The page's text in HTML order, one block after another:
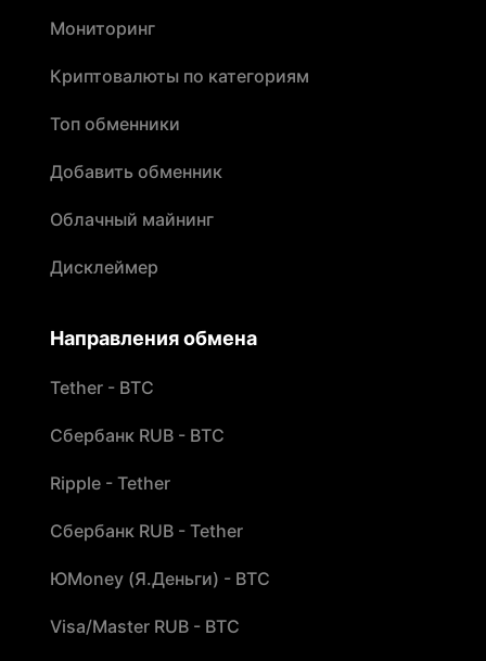
Мониторинг
Криптовалюты по категориям
Топ обменники
Добавить обменник
Облачный майнинг
Дисклеймер
Направления обмена
Tether - BTC
Сбербанк RUB - BTC
Ripple - Tether
Сбербанк RUB - Tether
ЮMoney (Я.Деньги) - BTC
Visa/Master RUB - BTC